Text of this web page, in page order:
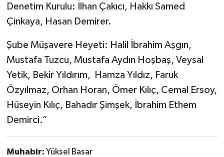
Denetim Kurulu: İlhan Çakıcı, Hakkı Samed
Çinkaya, Hasan Demirer.
Şube Müşavere Heyeti: Halil İbrahim Aşgın,
Mustafa Tuzcu, Mustafa Aydın Hoşbaş, Veysal
Yetik, Bekir Yıldırım, Hamza Yıldız, Faruk
Özyılmaz, Orhan Horan, Ömer Kılıç, Cemal Ersoy,
Hüseyin Kılıç, Bahadır Şimşek, İbrahim Ethem
Demirci.”
Muhabir: Yüksel Basar